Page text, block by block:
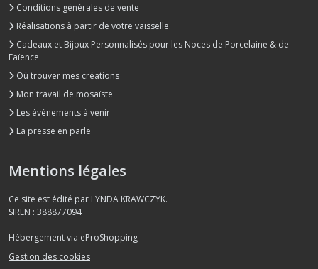
Conditions générales de vente
Réalisations à partir de votre vaisselle.
Cadeaux et Bijoux Personnalisés pour les Noces de Porcelaine & de
Faïence
Où trouver mes créations
Mon travail de mosaïste
Les événements à venir
La presse en parle
Mentions légales
Ce site est édité par LYNDA KRAWCZYK.
SIREN : 388877094
Hébergement via eProShopping
Gestion des cookies